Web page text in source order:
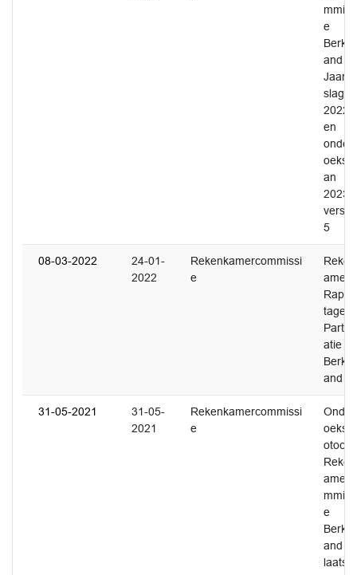
e
Berkell
and -
slag
2022
en
oekspl
an
2023
versie
5
08-03-2022
24-01-
2022
Rekenkamercommissi
e
amer
tage -
atie in
Berkell
and
31-05-2021
31-05-
2021
Rekenkamercommissi
e
oekspr
otocol
e
Berkell
and -
laatste